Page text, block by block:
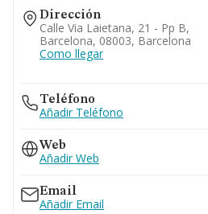
Dirección
Calle Via Laietana, 21 - Pp B,
Barcelona, 08003, Barcelona
Como llegar
Teléfono
Añadir Teléfono
Web
Añadir Web
Email
Añadir Email